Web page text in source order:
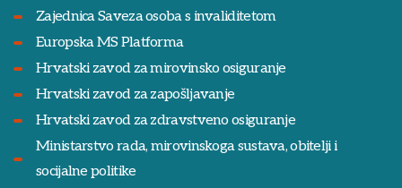
Zajednica Saveza osoba s invaliditetom
Europska MS Platforma
Hrvatski zavod za mirovinsko osiguranje
Hrvatski zavod za zapošljavanje
Hrvatski zavod za zdravstveno osiguranje
Ministarstvo rada, mirovinskoga sustava, obitelji i
socijalne politike